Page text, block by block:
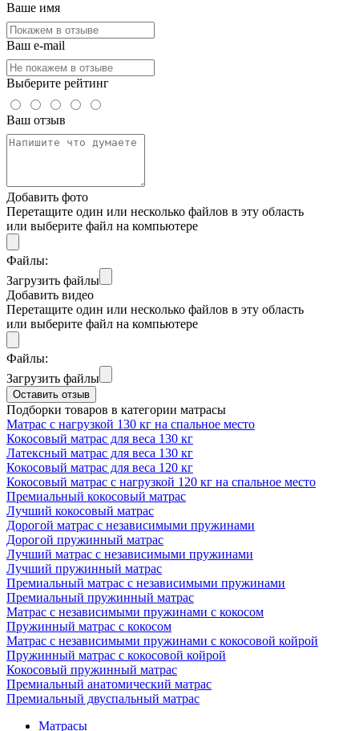
Ваше имя
Ваш e-mail
Выберите рейтинг
Ваш отзыв
Добавить фото
Перетащите один или несколько файлов в эту область
или выберите файл на компьютере
Файлы:
Загрузить файлы
Добавить видео
Перетащите один или несколько файлов в эту область
или выберите файл на компьютере
Файлы:
Загрузить файлы
Оставить отзыв
Подборки товаров в категории матрасы
Матрас с нагрузкой 130 кг на спальное место
Кокосовый матрас для веса 130 кг
Латексный матрас для веса 130 кг
Кокосовый матрас для веса 120 кг
Кокосовый матрас с нагрузкой 120 кг на спальное место
Премиальный кокосовый матрас
Лучший кокосовый матрас
Дорогой матрас с независимыми пружинами
Дорогой пружинный матрас
Лучший матрас с независимыми пружинами
Лучший пружинный матрас
Премиальный матрас с независимыми пружинами
Премиальный пружинный матрас
Матрас с независимыми пружинами с кокосом
Пружинный матрас с кокосом
Матрас с независимыми пружинами с кокосовой койрой
Пружинный матрас с кокосовой койрой
Кокосовый пружинный матрас
Премиальный анатомический матрас
Премиальный двуспальный матрас
Матрасы